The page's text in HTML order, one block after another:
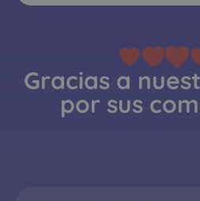
Gracias a
por sus